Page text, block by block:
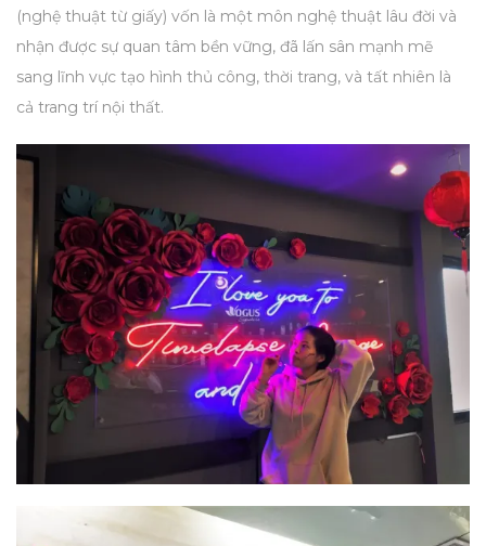
(nghệ thuật từ giấy) vốn là một môn nghệ thuật lâu đời và
nhận được sự quan tâm bền vững, đã lấn sân mạnh mẽ
sang lĩnh vực tạo hình thủ công, thời trang, và tất nhiên là
cả trang trí nội thất.